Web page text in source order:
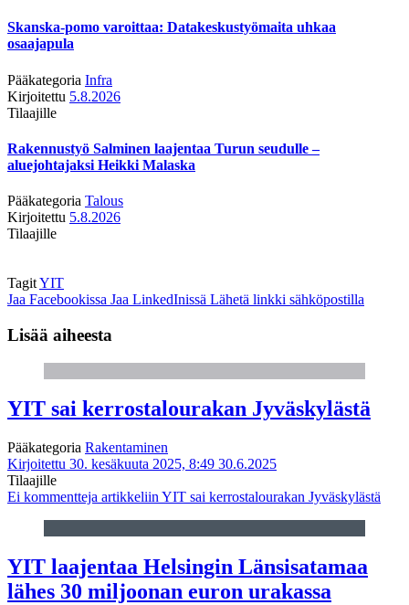
Skanska-pomo varoittaa: Datakeskustyömaita uhkaa
osaajapula
Pääkategoria Infra
Kirjoitettu 5.8.2026
Tilaajille
Rakennustyö Salminen laajentaa Turun seudulle –
aluejohtajaksi Heikki Malaska
Pääkategoria Talous
Kirjoitettu 5.8.2026
Tilaajille
TagitYIT
Jaa Facebookissa Jaa LinkedInissä Lähetä linkki sähköpostilla
Lisää aiheesta
YIT sai kerrostalourakan Jyväskylästä
Pääkategoria Rakentaminen
Kirjoitettu 30. kesäkuuta 2025, 8:49 30.6.2025
Tilaajille
Ei kommentteja artikkeliin YIT sai kerrostalourakan Jyväskylästä
YIT laajentaa Helsingin Länsisatamaa
lähes 30 miljoonan euron urakassa